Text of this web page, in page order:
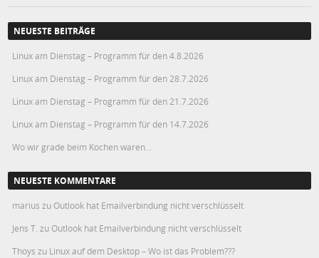
NEUESTE BEITRÄGE
Linux am Dienstag – Programm für den 4.8.2026
Linux am Dienstag – Programm für den 28.7.2026
Linux am Dienstag – Programm für den 21.7.2026
Linux am Dienstag – Programm für den 14.7.2026
Wo wir grade beim Kochen waren…
NEUESTE KOMMENTARE
marius zu Outlook hat Emailverbindung nicht verschlüsselt
Jens T. zu Outlook hat Emailverbindung nicht verschlüsselt
Thoys zu Linux auf dem Desktop – Wo ist das Problem???